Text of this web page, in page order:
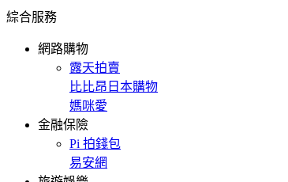
綜合服務
網路購物
露天拍賣
比比昂日本購物
媽咪愛
金融保險
Pi 拍錢包
易安網